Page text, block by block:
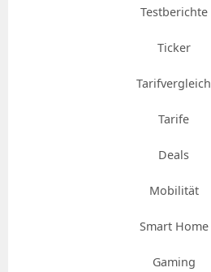
Testberichte
Ticker
Tarifvergleich
Tarife
Deals
Mobilität
Smart Home
Gaming